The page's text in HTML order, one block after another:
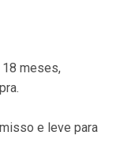
18 meses,
e leve para